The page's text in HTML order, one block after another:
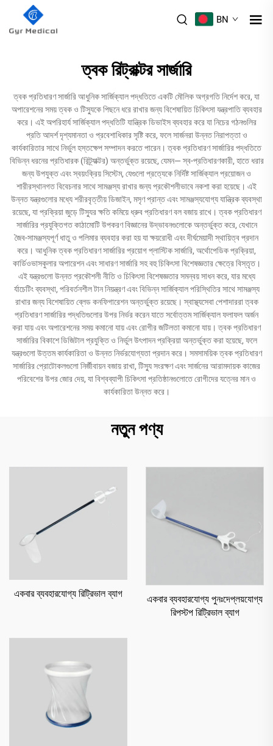
BN
ত্বক রিট্রাক্টর সার্জারি
ত্বক প্রতিধারণ সার্জারি আধুনিক সার্জিক্যাল পদ্ধতিতে একটি মৌলিক অগ্রগতি নির্দেশ করে, যা
অপারেশনের সময় ত্বক ও টিস্যুকে পিছনে ধরে রাখার জন্য বিশেষায়িত চিকিৎসা যন্ত্রপাতি ব্যবহার
করে। এই অপরিহার্য সার্জিক্যাল পদ্ধতিটি যান্ত্রিক ডিভাইস ব্যবহার করে যা নিচের গঠনগুলির
প্রতি আদর্শ দৃশ্যমানতা ও প্রবেশাধিকার সৃষ্টি করে, ফলে সার্জনরা উন্নত নিরাপত্তা ও
কার্যকারিতার সাথে নির্ভুল হস্তক্ষেপ সম্পাদন করতে পারেন। ত্বক প্রতিধারণ সার্জারির পদ্ধতিতে
বিভিন্ন ধরনের প্রতিধারক (রিট্র্যাক্টর) অন্তর্ভুক্ত রয়েছে, যেমন— স্ব-প্রতিধারণকারী, হাতে ধরার
জন্য উপযুক্ত এবং স্বয়ংক্রিয় সিস্টেম, যেগুলো প্রত্যেকে নির্দিষ্ট সার্জিক্যাল প্রয়োজন ও
শারীরস্থানগত বিবেচনার সাথে সামঞ্জস্য রাখার জন্য প্রকৌশলীভাবে নকশা করা হয়েছে। এই
উন্নত যন্ত্রগুলোর মধ্যে শরীরবৃত্তীয় ডিজাইন, মসৃণ প্রান্ত এবং সামঞ্জস্যযোগ্য যান্ত্রিক ব্যবস্থা
রয়েছে, যা প্রক্রিয়া জুড়ে টিস্যুর ক্ষতি কমিয়ে ধ্রুব প্রতিধারণ বল বজায় রাখে। ত্বক প্রতিধারণ
সার্জারির প্রযুক্তিগত কাঠামোটি উপকরণ বিজ্ঞানের উদ্ভাবনগুলোকে অন্তর্ভুক্ত করে, যেখানে
জৈব-সামঞ্জস্যপূর্ণ ধাতু ও পলিমার ব্যবহার করা হয় যা ক্ষয়রোধী এবং দীর্ঘমেয়াদী স্থায়িত্ব প্রদান
করে। আধুনিক ত্বক প্রতিধারণ সার্জারির প্রয়োগ প্লাস্টিক সার্জারি, অর্থোপেডিক প্রক্রিয়া,
কার্ডিওভাসকুলার অপারেশন এবং সাধারণ সার্জারি সহ বহু চিকিৎসা বিশেষজ্ঞতার ক্ষেত্রে বিস্তৃত।
এই যন্ত্রগুলো উন্নত প্রকৌশলী নীতি ও চিকিৎসা বিশেষজ্ঞতার সমন্বয় সাধন করে, যার মধ্যে
র্যাচেটিং ব্যবস্থা, পরিবর্তনশীল টান নিয়ন্ত্রণ এবং বিভিন্ন সার্জিক্যাল পরিস্থিতির সাথে সামঞ্জস্য
রাখার জন্য বিশেষায়িত ব্লেড কনফিগারেশন অন্তর্ভুক্ত রয়েছে। স্বাস্থ্যসেবা পেশাদাররা ত্বক
প্রতিধারণ সার্জারির পদ্ধতিগুলোর উপর নির্ভর করেন যাতে সর্বোত্তম সার্জিক্যাল ফলাফল অর্জন
করা যায় এবং অপারেশনের সময় কমানো যায় এবং রোগীর জটিলতা কমানো যায়। ত্বক প্রতিধারণ
সার্জারির বিকাশে ডিজিটাল প্রযুক্তি ও নির্ভুল উৎপাদন প্রক্রিয়া অন্তর্ভুক্ত করা হয়েছে, ফলে
যন্ত্রগুলো উত্তম কার্যকারিতা ও উন্নত নির্ভরযোগ্যতা প্রদান করে। সমসাময়িক ত্বক প্রতিধারণ
সার্জারির প্রোটোকলগুলো নির্জীবায়ন বজায় রাখা, টিস্যু সংরক্ষণ এবং সার্জনের আরামদায়ক কাজের
পরিবেশের উপর জোর দেয়, যা বিশ্বব্যাপী চিকিৎসা প্রতিষ্ঠানগুলোতে রোগীদের যত্নের মান ও
কার্যকারিতা উন্নত করে।
নতুন পণ্য
একবার ব্যবহারযোগ্য রিট্রিভাল ব্যাগ
একবার ব্যবহারযোগ্য পুনঃদেপ্লয়যোগ্য
রিপস্টপ রিট্রিভাল ব্যাগ